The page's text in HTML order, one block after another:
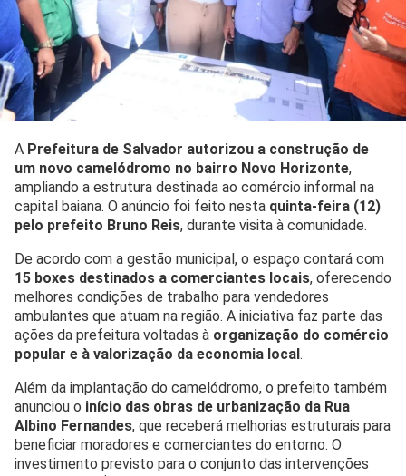
A Prefeitura de Salvador autorizou a construção de
um novo camelódromo no bairro Novo Horizonte,
ampliando a estrutura destinada ao comércio informal na
capital baiana. O anúncio foi feito nesta quinta-feira (12)
pelo prefeito Bruno Reis, durante visita à comunidade.
De acordo com a gestão municipal, o espaço contará com
15 boxes destinados a comerciantes locais, oferecendo
melhores condições de trabalho para vendedores
ambulantes que atuam na região. A iniciativa faz parte das
ações da prefeitura voltadas à organização do comércio
popular e à valorização da economia local.
Além da implantação do camelódromo, o prefeito também
anunciou o início das obras de urbanização da Rua
Albino Fernandes, que receberá melhorias estruturais para
beneficiar moradores e comerciantes do entorno. O
investimento previsto para o conjunto das intervenções